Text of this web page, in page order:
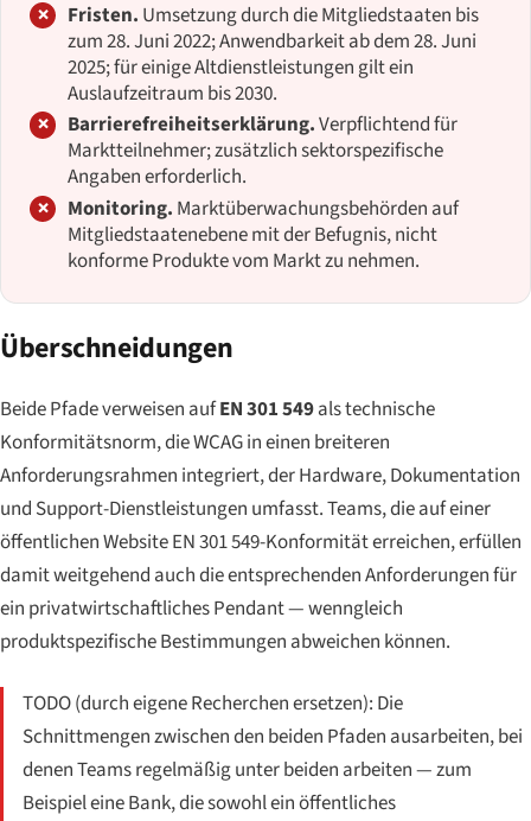
Fristen. Umsetzung durch die Mitgliedstaaten bis
zum 28. Juni 2022; Anwendbarkeit ab dem 28. Juni
2025; für einige Altdienstleistungen gilt ein
Auslaufzeitraum bis 2030.
Barrierefreiheitserklärung.Verpflichtend für
Marktteilnehmer; zusätzlich sektorspezifische
Angaben erforderlich.
Monitoring. Marktüberwachungsbehörden auf
Mitgliedstaatenebene mit der Befugnis, nicht
konforme Produkte vom Markt zu nehmen.
Überschneidungen
Beide Pfade verweisen aufEN 301 549als technische
Konformitätsnorm, die WCAG in einen breiteren
Anforderungsrahmen integriert, der Hardware, Dokumentation
und Support-Dienstleistungen umfasst. Teams, die auf einer
öffentlichen Website EN 301 549-Konformität erreichen, erfüllen
damit weitgehend auch die entsprechenden Anforderungen für
ein privatwirtschaftliches Pendant — wenngleich
produktspezifische Bestimmungen abweichen können.
TODO (durch eigene Recherchen ersetzen): Die
Schnittmengen zwischen den beiden Pfaden ausarbeiten, bei
denen Teams regelmäßig unter beiden arbeiten — zum
Beispiel eine Bank, die sowohl ein öffentliches